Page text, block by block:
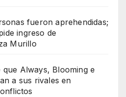
fueron aprehendidas;
ingreso de
Murillo
que Always, Blooming e
a sus rivales en